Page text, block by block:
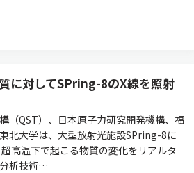
に対してSPring-8のX線を照射
（QST）、日本原子力研究開発機構、福
北大学は、大型放射光施設SPring-8に
高温下で起こる物質の変化をリアルタ
析技術…